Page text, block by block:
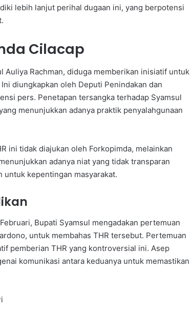
lebih lanjut perihal dugaan ini, yang berpotensi
Cilacap
Auliya Rachman, diduga memberikan inisiatif untuk
diungkapkan oleh Deputi Penindakan dan
pers. Penetapan tersangka terhadap Syamsul
menunjukkan adanya praktik penyalahgunaan
ini tidak diajukan oleh Forkopimda, melainkan
adanya niat yang tidak transparan
untuk kepentingan masyarakat.
Bupati Syamsul mengadakan pertemuan
untuk membahas THR tersebut. Pertemuan
pemberian THR yang kontroversial ini. Asep
komunikasi antara keduanya untuk memastikan